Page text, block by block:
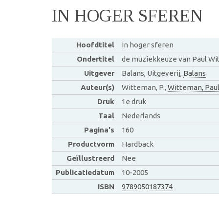
IN HOGER SFEREN
Hoofdtitel
In hoger sferen
Ondertitel
de muziekkeuze van Paul
Uitgever
Balans, Uitgeverij, Balans
Auteur(s)
Witteman, P., Witteman, Paul
Druk
1e druk
Taal
Nederlands
Pagina's
160
Productvorm
Hardback
Geïllustreerd
Nee
Publicatiedatum
10-2005
ISBN
9789050187374